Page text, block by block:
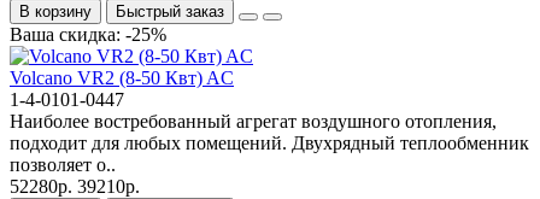
В корзину Быстрый заказ
Ваша скидка: -25%
Volcano VR2 (8-50 Квт) AC
1-4-0101-0447
Наиболее востребованный агрегат воздушного отопления,
подходит для любых помещений. Двухрядный теплообменник
позволяет о..
52280р. 39210р.